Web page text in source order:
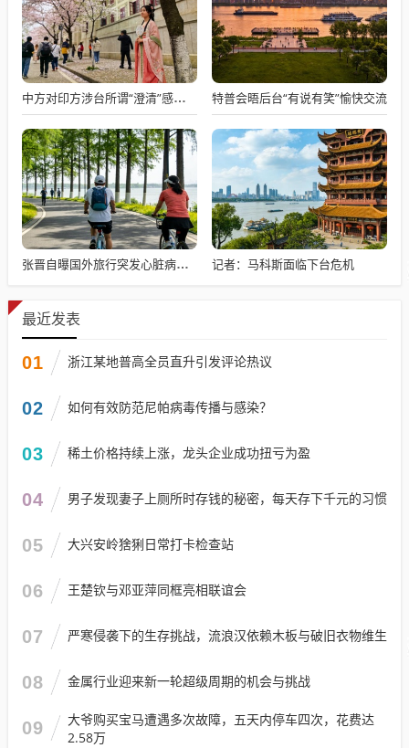
中方对印方涉台所谓“澄清”感到意外 特普会晤后台“有说有笑”愉快交流
张晋自曝国外旅行突发心脏病险丧命 记者：马科斯面临下台危机
最近发表
01 浙江某地普高全员直升引发评论热议
02 如何有效防范尼帕病毒传播与感染？
03 稀土价格持续上涨，龙头企业成功扭亏为盈
04 男子发现妻子上厕所时存钱的秘密，每天存下千元的习惯
05 大兴安岭猞猁日常打卡检查站
06 王楚钦与邓亚萍同框亮相联谊会
07 严寒侵袭下的生存挑战，流浪汉依赖木板与破旧衣物维生
08 金属行业迎来新一轮超级周期的机会与挑战
09
大爷购买宝马遭遇多次故障，五天内停车四次，花费达
2.58万